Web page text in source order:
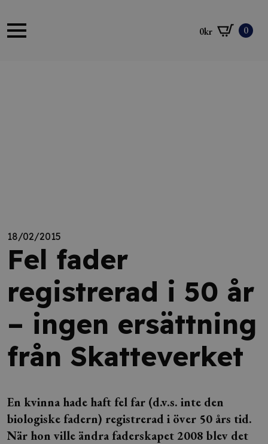
0kr 0
18/02/2015
Fel fader
registrerad i 50 år
– ingen ersättning
från Skatteverket
En kvinna hade haft fel far (d.v.s. inte den
biologiske fadern) registrerad i över 50 års tid.
När hon ville ändra faderskapet 2008 blev det